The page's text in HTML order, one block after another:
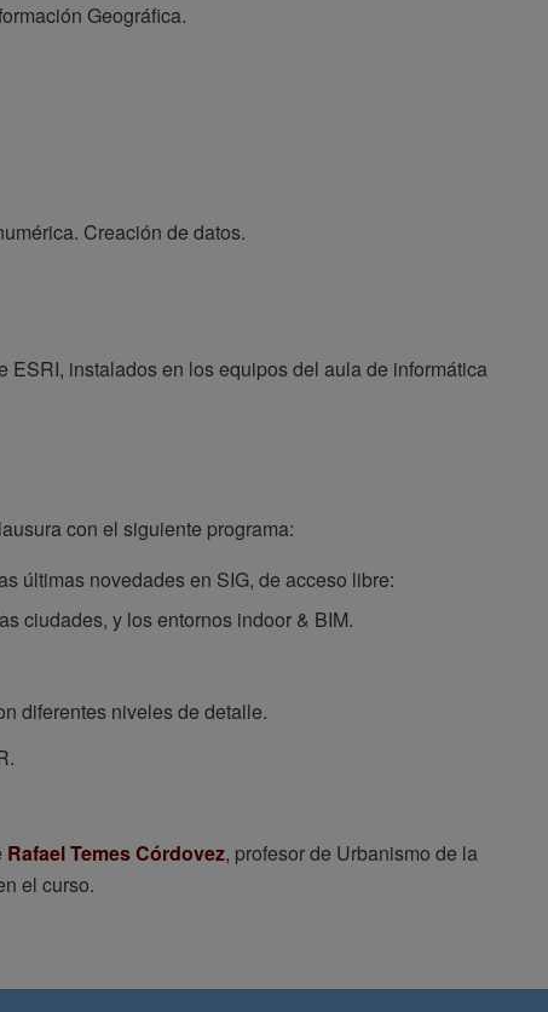
Geográfica.
Creación de datos.
instalados en los equipos del aula de informática
con el siguiente programa:
últimas novedades en SIG, de acceso libre:
ciudades, y los entornos indoor & BIM.
diferentes niveles de detalle.
Rafael Temes Córdovez, profesor de Urbanismo de la
el curso.